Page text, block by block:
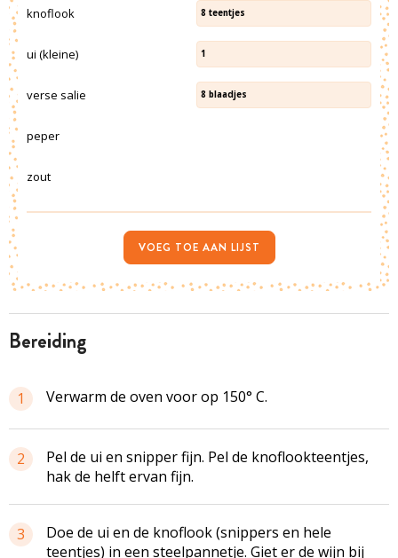
bereiding
1 Verwarm de oven voor op 150° C.
2
Pel de ui en snipper fijn. Pel de knoflookteentjes,
hak de helft ervan fijn.
3
Doe de ui en de knoflook (snippers en hele
teentjes) in een steelpannetje. Giet er de wijn bij
knoflook 8 teentjes
ui (kleine) 1
verse salie 8 blaadjes
peper
zout
VOEG TOE AAN LIJST